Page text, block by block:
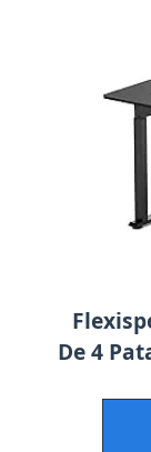
De 4